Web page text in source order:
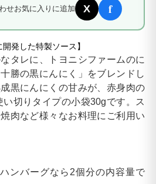
せお気に入りに追加 X f
発した特製ソース】
タレに、トヨニシファームのに
勝の黒にんにく」をブレンドし
黒にんにくの甘みが、赤身肉の
切りタイプの小袋30gです。ス
肉など様々なお料理にご利用い
ンバーグなら2個分の内容量で